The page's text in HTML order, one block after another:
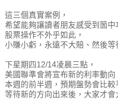
這三個真實案例，
希望能夠讓讀者朋友感受到箇中
股票操作不外乎如此，
小賺小虧，永遠不大賠、然後等
下星期四12/14凌晨三點，
美國聯準會將宣布新的利率動向
本週的前半週，預期盤勢會比較
等待新的方向出來後，大家才會